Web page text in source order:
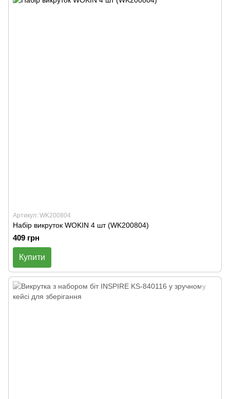
Артикул: WK200804
Набір викруток WOKIN 4 шт (WK200804)
409 грн
Купити